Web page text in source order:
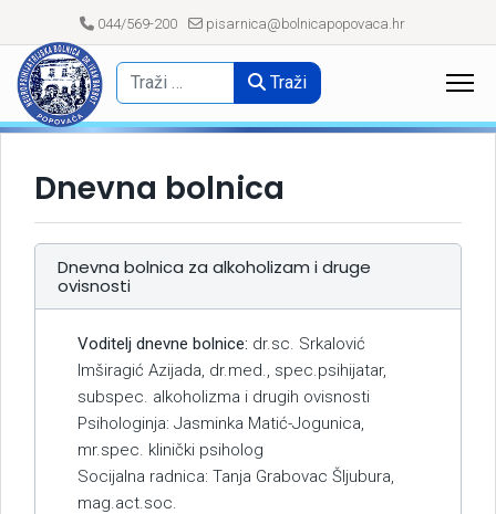
044/569-200 pisarnica@bolnicapopovaca.hr
Traži
Dnevna bolnica
Dnevna bolnica za alkoholizam i druge
ovisnosti
Voditelj dnevne bolnice: dr.sc. Srkalović
Imširagić Azijada, dr.med., spec.psihijatar,
subspec. alkoholizma i drugih ovisnosti
Psihologinja: Jasminka Matić-Jogunica,
mr.spec. klinički psiholog
Socijalna radnica: Tanja Grabovac Šljubura,
mag.act.soc.